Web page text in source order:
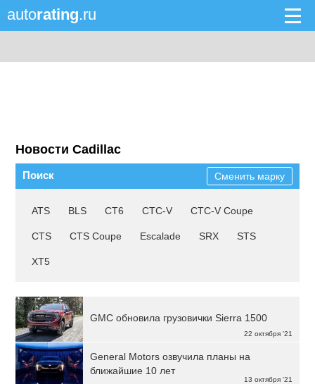
autorating.ru
Новости Cadillac
Поиск Сменить марку
ATS BLS CT6 CTC-V CTC-V Coupe
CTS CTS Coupe Escalade SRX STS
XT5
22 октября '21
GMC обновила грузовички Sierra 1500
13 октября '21
General Motors озвучила планы на
ближайшие 10 лет